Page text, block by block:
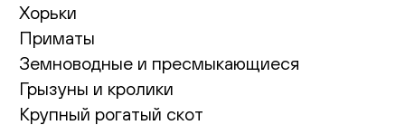
Хорьки
Приматы
Земноводные и пресмыкающиеся
Грызуны и кролики
Крупный рогатый скот